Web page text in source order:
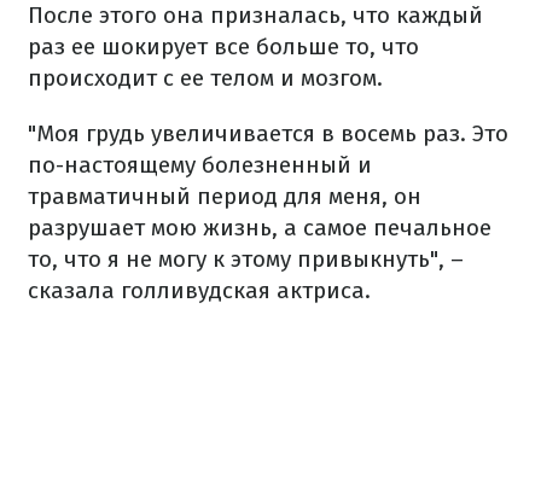
После этого она призналась, что каждый
раз ее шокирует все больше то, что
происходит с ее телом и мозгом.
"Моя грудь увеличивается в восемь раз. Это
по-настоящему болезненный и
травматичный период для меня, он
разрушает мою жизнь, а самое печальное
то, что я не могу к этому привыкнуть", –
сказала голливудская актриса.